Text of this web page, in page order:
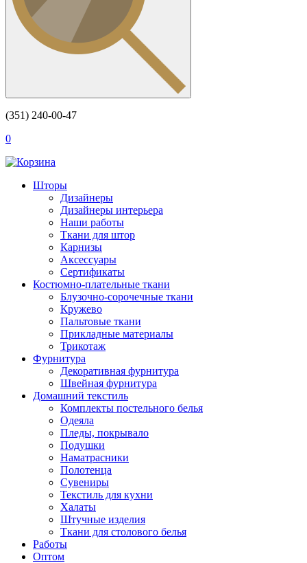
(351) 240-00-47
0
Шторы
Дизайнеры
Дизайнеры интерьера
Наши работы
Ткани для штор
Карнизы
Аксессуары
Сертификаты
Костюмно-плательные ткани
Блузочно-сорочечные ткани
Кружево
Пальтовые ткани
Прикладные материалы
Трикотаж
Фурнитура
Декоративная фурнитура
Швейная фурнитура
Домашний текстиль
Комплекты постельного белья
Одеяла
Пледы, покрывало
Подушки
Наматрасники
Полотенца
Сувениры
Текстиль для кухни
Халаты
Штучные изделия
Ткани для столового белья
Работы
Оптом